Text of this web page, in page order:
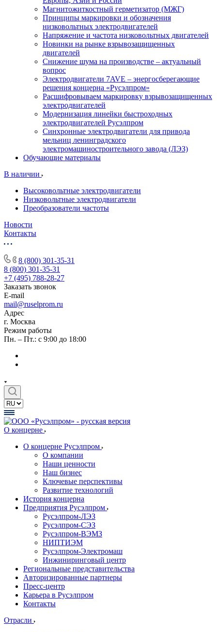
Магнитожиткостный герметизатор (МЖГ)
Принципы маркировки и обозначения
низковольтных электродвигателей
Напряжение и частота низковольтных двигателей
Новинки на рынке взрывозащищенных
двигателей
Снижение шума на производстве – актуальный
вопрос
Электродвигатели 7AVE – энергосберегающие
решения концерна «Русэлпром»
Расшифровываем маркировку взрывозащищенных
электродвигателей
Модернизация линейки быстроходных
электродвигателей Русэлпром
Синхронные электродвигатели для привода
мельниц ленинградского
электромашиностроительного завода (ЛЭЗ)
Обучающие материалы
В наличии
Высоковольтные электродвигатели
Низковольтные электродвигатели
Преобразователи частоты
Новости
Контакты
8 (800) 301-35-31
8 (800) 301-35-31
+7 (495) 788-28-27
Заказать звонок
E-mail
mail@ruselprom.ru
Адрес
г. Москва
Режим работы
Пн. – Пт.: с 9:00 до 18:00
О концерне
О концерне Русэлпром
О компании
Наши ценности
Наш бизнес
Ключевые перспективы
Развитие технологий
История концерна
Предприятия Русэлпром
Русэлпром-ЛЭЗ
Русэлпром-СЭЗ
Русэлпром-ВЭМЗ
НИПТИЭМ
Русэлпром-Электромаш
Инжиниринговый центр
Региональные представительства
Авторизированные партнеры
Пресс-центр
Карьера в Русэлпром
Контакты
Отрасли